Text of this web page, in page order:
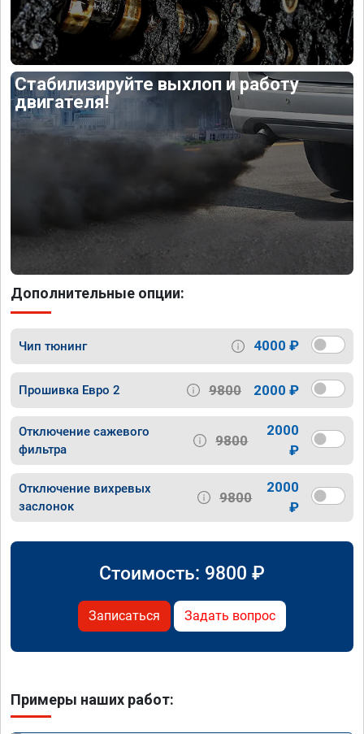
Стабилизируйте выхлоп и работу
двигателя!
Дополнительные опции:
Чип тюнинг 4000 ₽
Прошивка Евро 2 9800 2000 ₽
Отключение сажевого
фильтра
9800
2000
₽
Отключение вихревых
заслонок
9800
2000
₽
Стоимость: 9800 ₽
Записаться Задать вопрос
Примеры наших работ: